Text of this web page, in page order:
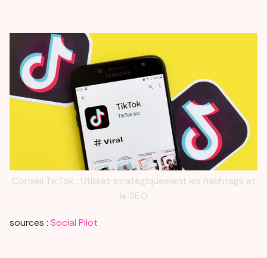
Conseil TikTok : Utilisez stratégiquement les hashtags et
le SEO
sources : Social Pilot